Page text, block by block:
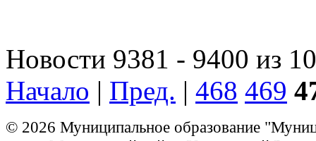
Новости 9381 - 9400 из
Начало | Пред. | 468 469
© 2026 Муниципальное образование